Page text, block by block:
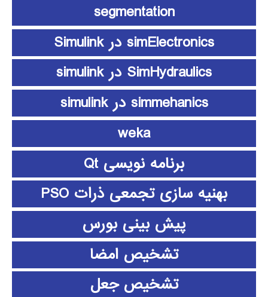
segmentation
simElectronics در Simulink
SimHydraulics در simulink
simmehanics در simulink
weka
برنامه نویسی Qt
بهنیه سازی تجمعی ذرات PSO
پیش بینی بورس
تشخیص امضا
تشخیص جعل